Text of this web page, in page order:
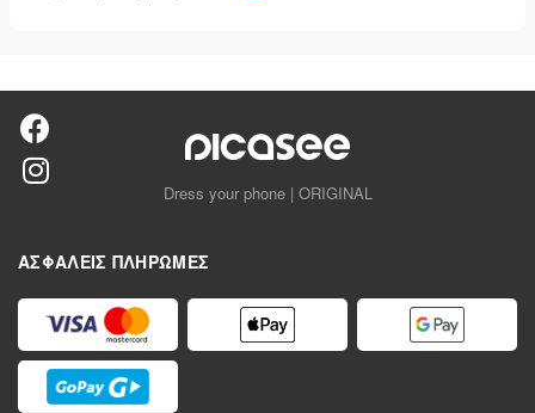
Dress your phone | ORIGINAL
ΑΣΦΑΛΕΊΣ ΠΛΗΡΩΜΈΣ